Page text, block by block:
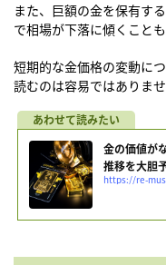
また、巨額の金を保有す
で相場が下落に傾くことも
短期的な金価格の変動に
読むのは容易ではありませ
金の価値が
推移を大胆
https://re-